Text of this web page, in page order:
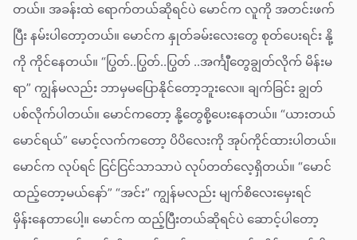
တယ်။ အခန်းထဲ ရောက်တယ်ဆိုရင်ပဲ မောင်က လူကို အတင်းဖက်
ပြီး နမ်းပါတော့တယ်။ မောင်က နှုတ်ခမ်းလေးတွေ စုတ်ပေးရင်း နို့
ကို ကိုင်နေတယ်။ “ပြွတ်..ပြွတ်..ပြွတ် ..အင်္ကျီတွေချွတ်လိုက် မိန်းမ
ရာ” ကျွန်မလည်း ဘာမှမပြောနိုင်တော့ဘူးလေ။ ချက်ခြင်း ချွတ်
ပစ်လိုက်ပါတယ်။ မောင်ကတော့ နို့တွေစို့ပေးနေတယ်။ “ယားတယ်
မောင်ရယ်” မောင့်လက်ကတော့ ပိပိလေးကို အုပ်ကိုင်ထားပါတယ်။
မောင်က လုပ်ရင် ငြင်ငြင်သာသာပဲ လုပ်တတ်လေ့ရှိတယ်။ “မောင်
ထည့်တော့မယ်နော်” “အင်း” ကျွန်မလည်း မျက်စိလေးမှေးရင်
မှိန်းနေတာပေါ့။ မောင်က ထည့်ပြီးတယ်ဆိုရင်ပဲ ဆောင့်ပါတော့